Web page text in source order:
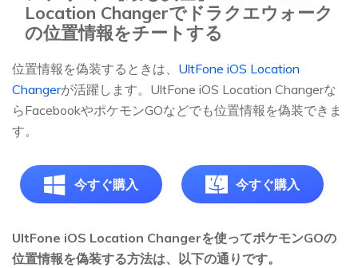
Location Changerでドラクエウォーク
の位置情報をチートする
位置情報を偽装するときは、 UltFone iOS Location
Changerが活躍します。UltFone iOS Location Changerな
らFacebookやポケモンGOなどでも位置情報を偽装できま
す。
今すぐ購入 今すぐ購入
UltFone iOS Location Changerを使ってポケモンGOの
位置情報を偽装する方法は、以下の通りです。